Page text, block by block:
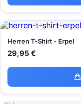
Herren T-Shirt - Erpel
29,95 €